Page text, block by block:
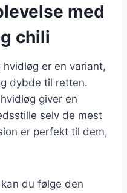
med
chili
hvidløg er en variant,
dybde til retten.
giver en
selv de mest
er perfekt til dem,
du følge den